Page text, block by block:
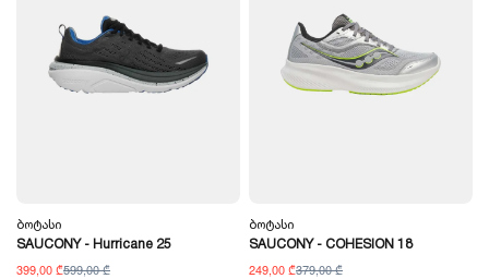
Ბოტასი
SAUCONY - Hurricane 25
399,00 ₾599,00 ₾
Ბოტასი
SAUCONY - COHESION 18
249,00 ₾379,00 ₾